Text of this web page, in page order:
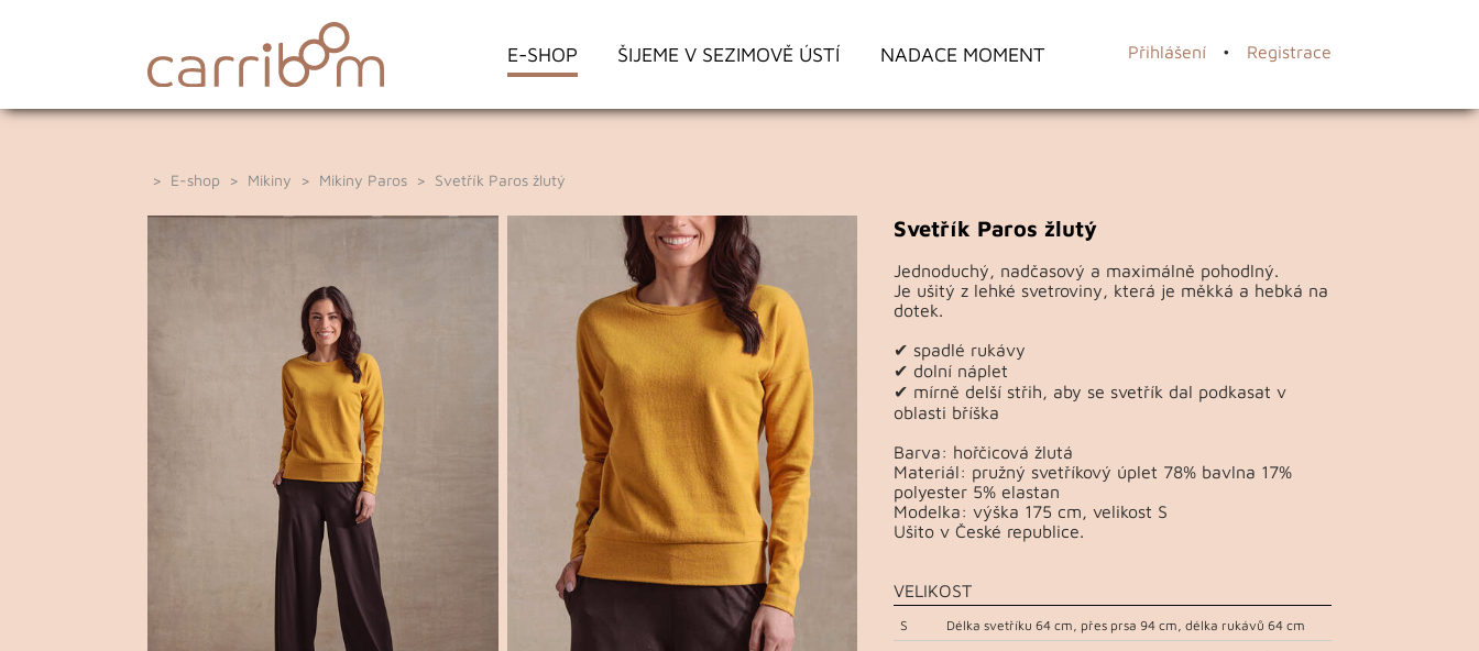
E-SHOP ŠIJEME V SEZIMOVĚ ÚSTÍ NADACE MOMENT Přihlášení• Registrace
> E-shop > Mikiny > Mikiny Paros > Svetřík Paros žlutý
Svetřík Paros žlutý
Jednoduchý, nadčasový a maximálně pohodlný.
Je ušitý z lehké svetroviny, která je měkká a hebká na
dotek.
✔ spadlé rukávy
✔ dolní náplet
✔ mírně delší střih, aby se svetřík dal podkasat v
oblasti bříška
Barva: hořčicová žlutá
Materiál: pružný svetříkový úplet 78% bavlna 17%
polyester 5% elastan
Modelka: výška 175 cm, velikost S
Ušito v České republice.
VELIKOST
S
Délka svetříku 64 cm, přes prsa 94 cm, délka rukávů 64 cm